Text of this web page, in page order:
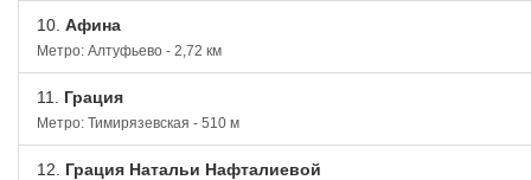
10. Афина
Метро: Алтуфьево - 2,72 км
11. Грация
Метро: Тимирязевская - 510 м
12. Грация Натальи Нафталиевой